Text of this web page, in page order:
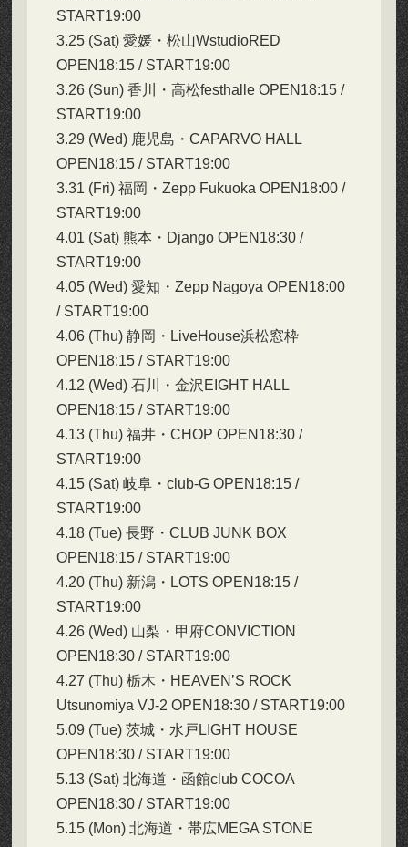
START19:00
3.25 (Sat) 愛媛・松山WstudioRED
OPEN18:15 / START19:00
3.26 (Sun) 香川・高松festhalle OPEN18:15 /
START19:00
3.29 (Wed) 鹿児島・CAPARVO HALL
OPEN18:15 / START19:00
3.31 (Fri) 福岡・Zepp Fukuoka OPEN18:00 /
START19:00
4.01 (Sat) 熊本・Django OPEN18:30 /
START19:00
4.05 (Wed) 愛知・Zepp Nagoya OPEN18:00
/ START19:00
4.06 (Thu) 静岡・LiveHouse浜松窓枠
OPEN18:15 / START19:00
4.12 (Wed) 石川・金沢EIGHT HALL
OPEN18:15 / START19:00
4.13 (Thu) 福井・CHOP OPEN18:30 /
START19:00
4.15 (Sat) 岐阜・club-G OPEN18:15 /
START19:00
4.18 (Tue) 長野・CLUB JUNK BOX
OPEN18:15 / START19:00
4.20 (Thu) 新潟・LOTS OPEN18:15 /
START19:00
4.26 (Wed) 山梨・甲府CONVICTION
OPEN18:30 / START19:00
4.27 (Thu) 栃木・HEAVEN’S ROCK
Utsunomiya VJ-2 OPEN18:30 / START19:00
5.09 (Tue) 茨城・水戸LIGHT HOUSE
OPEN18:30 / START19:00
5.13 (Sat) 北海道・函館club COCOA
OPEN18:30 / START19:00
5.15 (Mon) 北海道・帯広MEGA STONE